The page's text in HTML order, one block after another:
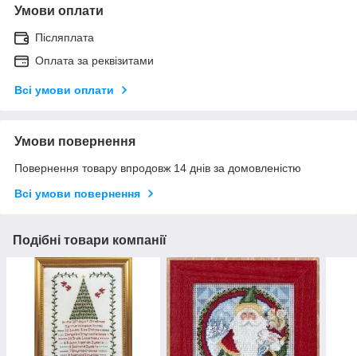
Умови оплати
Післяплата
Оплата за реквізитами
Всі умови оплати
Умови повернення
Повернення товару впродовж 14 днів за домовленістю
Всі умови повернення
Подібні товари компанії